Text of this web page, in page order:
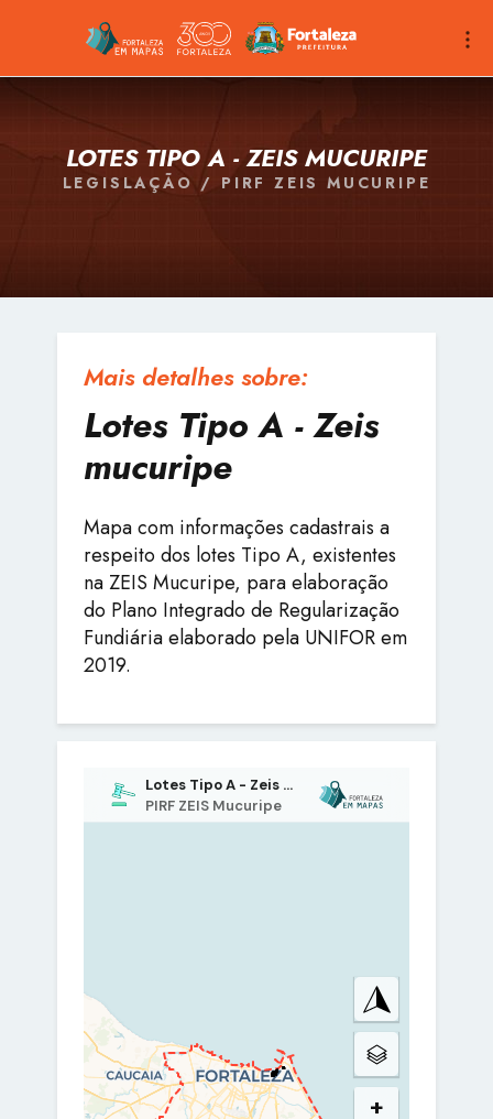
LOTES TIPO A - ZEIS MUCURIPE
LEGISLAÇÃO / PIRF ZEIS MUCURIPE
Mais detalhes sobre:
Lotes Tipo A - Zeis
mucuripe
Mapa com informações cadastrais a
respeito dos lotes Tipo A, existentes
na ZEIS Mucuripe, para elaboração
do Plano Integrado de Regularização
Fundiária elaborado pela UNIFOR em
2019.